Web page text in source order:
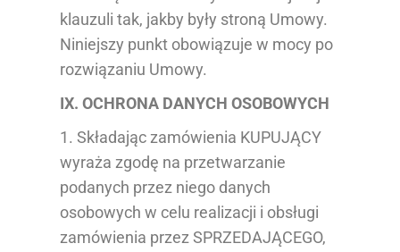
klauzuli tak, jakby były stroną Umowy.
Niniejszy punkt obowiązuje w mocy po
rozwiązaniu Umowy.
IX. OCHRONA DANYCH OSOBOWYCH
1. Składając zamówienia KUPUJĄCY
wyraża zgodę na przetwarzanie
podanych przez niego danych
osobowych w celu realizacji i obsługi
zamówienia przez SPRZEDAJĄCEGO,